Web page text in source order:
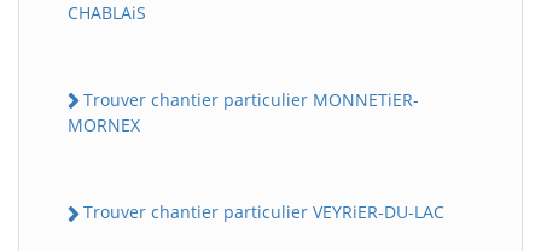
CHABLAiS
Trouver chantier particulier MONNETiER-
MORNEX
Trouver chantier particulier VEYRiER-DU-LAC